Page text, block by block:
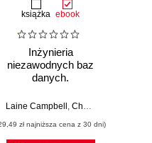
, Jonathan Mace
książka ebook
Inżynieria
niezawodnych baz
danych.
systemów
błędy
Laine Campbell Charity Majors
zł najniższa cena z 30 dni)